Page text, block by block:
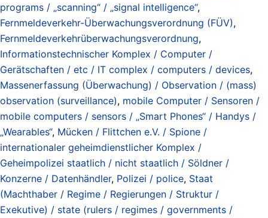
programs / „scanning“ / „signal intelligence“,
Fernmeldeverkehr-Überwachungsverordnung (FÜV),
Fernmeldeverkehrüberwachungsverordnung,
Informationstechnischer Komplex / Computer /
Gerätschaften / etc / IT complex / computers / devices,
Massenerfassung (Überwachung) / Observation / (mass)
observation (surveillance), mobile Computer / Sensoren /
mobile computers / sensors / „Smart Phones“ / Handys /
„Wearables“, Mücken / Flittchen e.V. / Spione /
internationaler geheimdienstlicher Komplex /
Geheimpolizei staatlich / nicht staatlich / Söldner /
Konzerne / Datenhändler, Polizei / police, Staat
(Machthaber / Regime / Regierungen / Struktur /
Exekutive) / state (rulers / regimes / governments /